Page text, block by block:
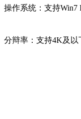
操作系统：支持Win7
分辩率：支持4K及以